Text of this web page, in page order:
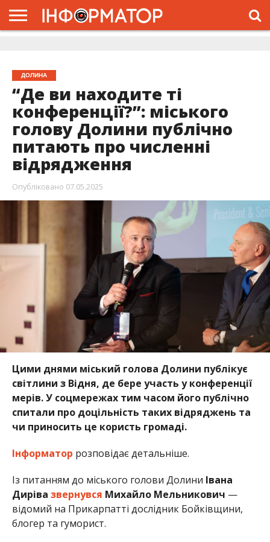
ДОЛИНА
“Де ви находите ті
конференції?”: міського
голову Долини публічно
питають про численні
відрядження
Опубліковано 07.05.2025
Цими днями міський голова Долини публікує
світлини з Відня, де бере участь у конференції
мерів. У соцмережах тим часом його публічно
спитали про доцільність таких відряджень та
чи приносить це користь громаді.
Інформатор розповідає детальніше.
Із питанням до міського голови Долини Івана
Диріва звернувся Михайло Мельникович —
відомий на Прикарпатті дослідник Бойківщини,
блогер та гуморист.